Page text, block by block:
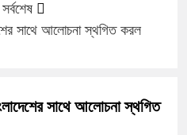
সর্বশেষ
সাথে আলোচনা স্থগিত করল
সাথে আলোচনা স্থগিত